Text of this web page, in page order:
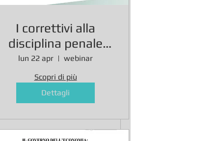
su Facebook.
I correttivi alla
disciplina penale
della Riforma
Cartabia
lun 22 apr
webinar
Scopri di più
Dettagli